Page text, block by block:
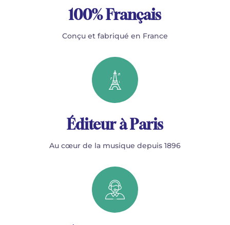
100% Français
Conçu et fabriqué en France
Éditeur à Paris
Au cœur de la musique depuis 1896